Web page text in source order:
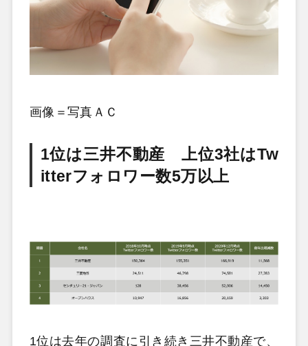
画像＝写真ＡＣ
1位は三井不動産 上位3社はTw
itterフォロワー数5万以上
1位は去年の調査に引き続き三井不動産で、